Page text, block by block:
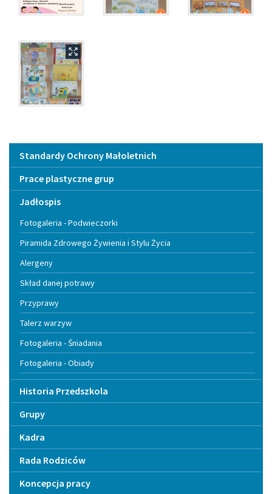
Menu
Standardy Ochrony Małoletnich
Prace plastyczne grup
Jadłospis
Fotogaleria - Podwieczorki
Piramida Zdrowego Żywienia i Stylu Życia
Alergeny
Skład danej potrawy
Przyprawy
Talerz warzyw
Fotogaleria - Śniadania
Fotogaleria - Obiady
Historia Przedszkola
Grupy
Kadra
Rada Rodziców
Koncepcja pracy